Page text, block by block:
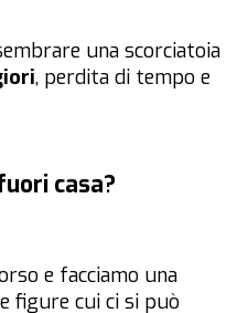
una scorciatoia
, perdita di tempo e
casa?
e facciamo una
figure cui ci si può